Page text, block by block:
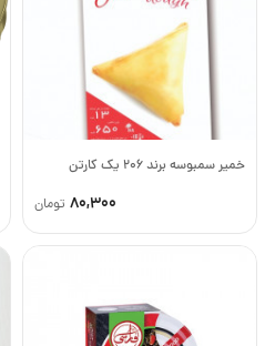
خمیر سمبوسه برند 206 یک کارتن
80,300 تومان